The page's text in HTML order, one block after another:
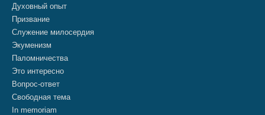
Духовный опыт
Призвание
Служение милосердия
Экуменизм
Паломничества
Это интересно
Вопрос-ответ
Свободная тема
In memoriam